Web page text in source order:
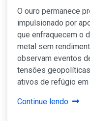
O ouro permanece
impulsionado por
que enfraquecem o
metal sem
observam eventos
tensões
ativos de refúgio
Continue lendo